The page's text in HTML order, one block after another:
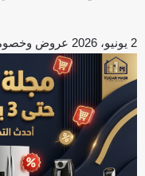
2 يونيو، 2026 عروض